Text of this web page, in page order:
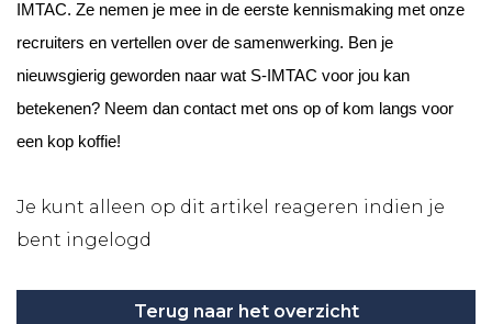
IMTAC. Ze nemen je mee in de eerste kennismaking met onze
recruiters en vertellen over de samenwerking. Ben je
nieuwsgierig geworden naar wat S-IMTAC voor jou kan
betekenen? Neem dan contact met ons op of kom langs voor
een kop koffie!
Je kunt alleen op dit artikel reageren indien je
bent ingelogd
Terug naar het overzicht